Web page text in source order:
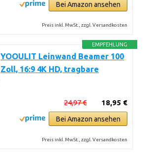
Bei Amazon ansehen
Preis inkl. MwSt., zzgl. Versandkosten
EMPFEHLUNG
YOOULIT Leinwand Beamer 100
Zoll, 16:9 4K HD, tragbare
18,95 €
24,97 €
Bei Amazon ansehen
Preis inkl. MwSt., zzgl. Versandkosten